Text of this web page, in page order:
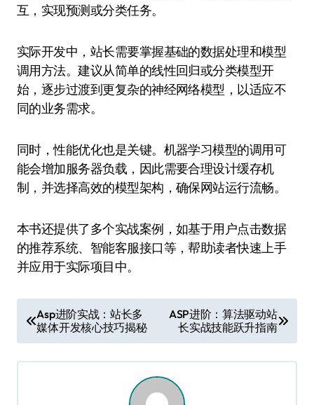
互，实现预测或分类任务。
实际开发中，站长需要掌握基础的数据处理和模型
调用方法。建议从简单的线性回归或分类模型开
始，逐步过渡到更复杂的神经网络模型，以适应不
同的业务需求。
同时，性能优化也是关键。机器学习模型的调用可
能会增加服务器负载，因此需要合理设计缓存机
制，并选择高效的模型架构，确保网站运行流畅。
本书还提供了多个实战案例，如基于用户点击数据
的推荐系统、智能客服接口等，帮助读者快速上手
并应用于实际项目中。
章
导
Asp进阶实战：站长多
媒体开发核心技巧揭秘
ASP进阶：算法驱动站
长实战技能跃升指南